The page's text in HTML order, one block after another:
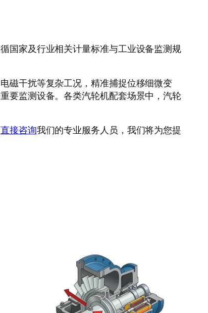
国家及行业相关计量标准与工业设备监测规
磁干扰等复杂工况，精准捕捉位移细微变
要监测设备。各类汽轮机配套场景中，汽轮
直接咨询我们的专业服务人员，我们将为您提